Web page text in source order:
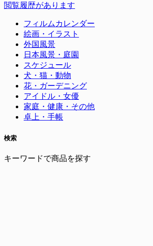
閲覧履歴があります
フィルムカレンダー
絵画・イラスト
外国風景
日本風景・庭園
スケジュール
犬・猫・動物
花・ガーデニング
アイドル・女優
家庭・健康・その他
卓上・手帳
検索
キーワードで商品を探す